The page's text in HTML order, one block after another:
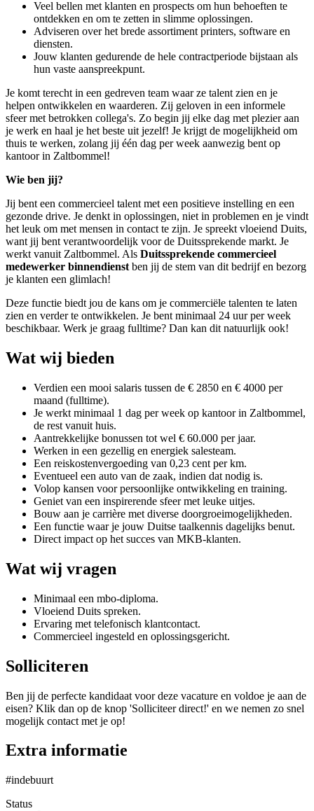
Veel bellen met klanten en prospects om hun behoeften te
ontdekken en om te zetten in slimme oplossingen.
Adviseren over het brede assortiment printers, software en
diensten.
Jouw klanten gedurende de hele contractperiode bijstaan als
hun vaste aanspreekpunt.
Je komt terecht in een gedreven team waar ze talent zien en je
helpen ontwikkelen en waarderen. Zij geloven in een informele
sfeer met betrokken collega's. Zo begin jij elke dag met plezier aan
je werk en haal je het beste uit jezelf! Je krijgt de mogelijkheid om
thuis te werken, zolang jij één dag per week aanwezig bent op
kantoor in Zaltbommel!
Wie ben jij?
Jij bent een commercieel talent met een positieve instelling en een
gezonde drive. Je denkt in oplossingen, niet in problemen en je vindt
het leuk om met mensen in contact te zijn. Je spreekt vloeiend Duits,
want jij bent verantwoordelijk voor de Duitssprekende markt. Je
werkt vanuit Zaltbommel. Als Duitssprekende commercieel
medewerker binnendienst ben jij de stem van dit bedrijf en bezorg
je klanten een glimlach!
Deze functie biedt jou de kans om je commerciële talenten te laten
zien en verder te ontwikkelen. Je bent minimaal 24 uur per week
beschikbaar. Werk je graag fulltime? Dan kan dit natuurlijk ook!
Wat wij bieden
Verdien een mooi salaris tussen de € 2850 en € 4000 per
maand (fulltime).
Je werkt minimaal 1 dag per week op kantoor in Zaltbommel,
de rest vanuit huis.
Aantrekkelijke bonussen tot wel € 60.000 per jaar.
Werken in een gezellig en energiek salesteam.
Een reiskostenvergoeding van 0,23 cent per km.
Eventueel een auto van de zaak, indien dat nodig is.
Volop kansen voor persoonlijke ontwikkeling en training.
Geniet van een inspirerende sfeer met leuke uitjes.
Bouw aan je carrière met diverse doorgroeimogelijkheden.
Een functie waar je jouw Duitse taalkennis dagelijks benut.
Direct impact op het succes van MKB-klanten.
Wat wij vragen
Minimaal een mbo-diploma.
Vloeiend Duits spreken.
Ervaring met telefonisch klantcontact.
Commercieel ingesteld en oplossingsgericht.
Solliciteren
Ben jij de perfecte kandidaat voor deze vacature en voldoe je aan de
eisen? Klik dan op de knop 'Solliciteer direct!' en we nemen zo snel
mogelijk contact met je op!
Extra informatie
#indebuurt
Status